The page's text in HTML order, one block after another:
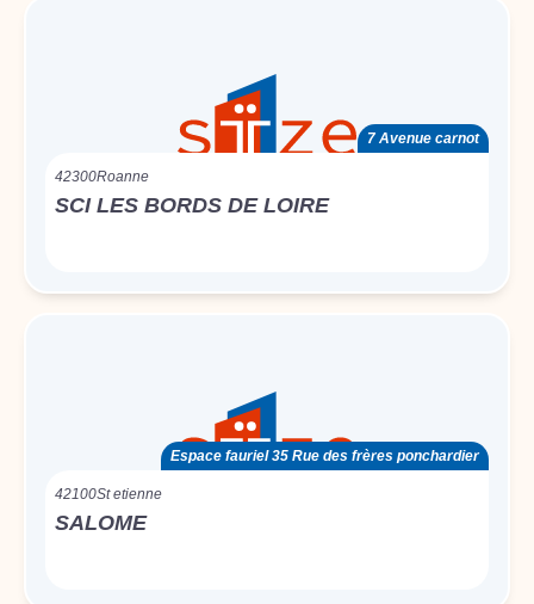
7 Avenue carnot
42300Roanne
SCI LES BORDS DE LOIRE
Espace fauriel 35 Rue des frères ponchardier
42100St etienne
SALOME